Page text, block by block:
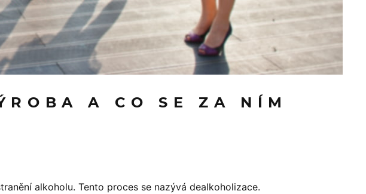
A CO SE ZA NÍM
alkoholu. Tento proces se nazývá dealkoholizace.